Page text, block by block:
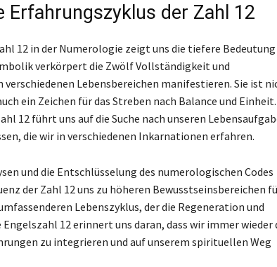
Erfahrungszyklus der Zahl 12
12 in der Numerologie zeigt uns die tiefere
verkörpert die Zwölf Vollständigkeit und
Lebensbereichen manifestieren. Sie ist
ein Zeichen für das Streben nach Balance und Einheit.
12 führt uns auf die Suche nach unseren
die wir in verschiedenen Inkarnationen erfahren.
und die Entschlüsselung des numerologischen Codes
der Zahl 12 uns zu höheren Bewusstseinsbereichen
Lebenszyklus, der die Regeneration und
12 erinnert uns daran, dass wir immer wieder
zu integrieren und auf unserem spirituellen Weg